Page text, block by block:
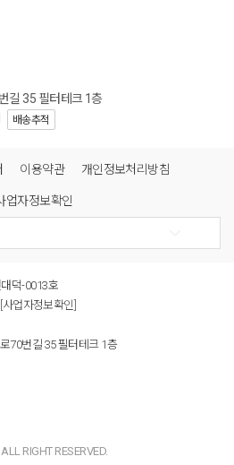
길 35 필터테크 1층
배송추적
이용약관 개인정보처리방침
업자정보확인
덕-0013호
[사업자정보확인]
70번길 35 필터테크 1층
RIGHT RESERVED.